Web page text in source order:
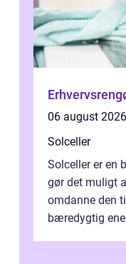
06 august 2026
Solceller
Solceller er en
gør det muligt
omdanne den
bæredygtig